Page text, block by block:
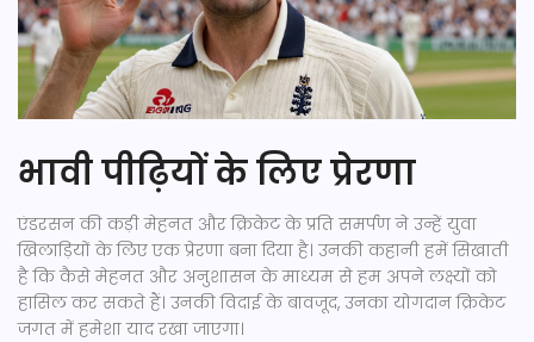
भावी पीढ़ियों के लिए प्रेरणा
एंडरसन की कड़ी मेहनत और क्रिकेट के प्रति समर्पण ने उन्हें युवा
खिलाड़ियों के लिए एक प्रेरणा बना दिया है। उनकी कहानी हमें सिखाती
है कि कैसे मेहनत और अनुशासन के माध्यम से हम अपने लक्ष्यों को
हासिल कर सकते हैं। उनकी विदाई के बावजूद, उनका योगदान क्रिकेट
जगत में हमेशा याद रखा जाएगा।